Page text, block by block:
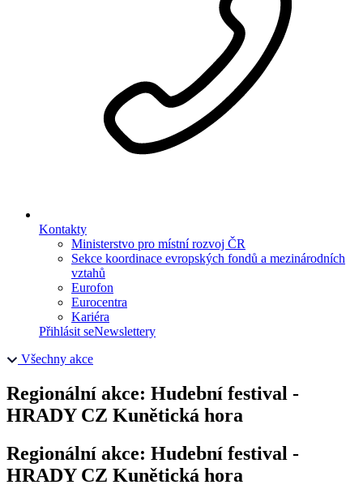
Kontakty
Ministerstvo pro místní rozvoj ČR
Sekce koordinace evropských fondů a mezinárodních
vztahů
Eurofon
Eurocentra
Kariéra
Přihlásit seNewslettery
Všechny akce
Regionální akce: Hudební festival -
HRADY CZ Kunětická hora
Regionální akce: Hudební festival -
HRADY CZ Kunětická hora